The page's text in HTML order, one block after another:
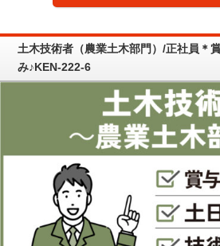
土木技術者（農業土木部門）/正社員＊
み♪KEN-222-6